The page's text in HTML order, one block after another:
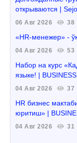
открываются |
06 Авг 2026 38
«HR-менежер» -
04 Авг 2026 53
Набор на курс
языке! |
04 Авг 2026 37
HR бизнес
юритиш» |
04 Авг 2026 31